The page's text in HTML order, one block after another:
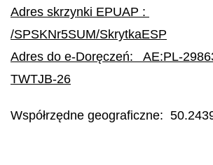
Adres skrzynki EPUAP :
/SPSKNr5SUM/SkrytkaESP
Adres do e-Doręczeń: AE:PL-
TWTJB-26
Współrzędne geograficzne: